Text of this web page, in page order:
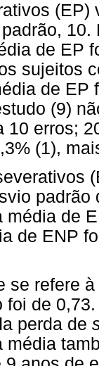
de EP
sujeitos
de EP
(9)
10 erros;
(1),
média de
de ENP
se refere
foi de
perda de
média